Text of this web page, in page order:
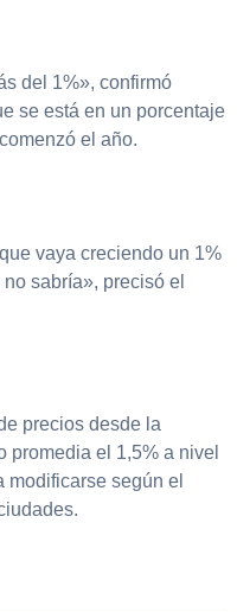
del 1%», confirmó
se está en un porcentaje
el año.
vaya creciendo un 1%
sabría», precisó el
precios desde la
promedia el 1,5% a nivel
según el